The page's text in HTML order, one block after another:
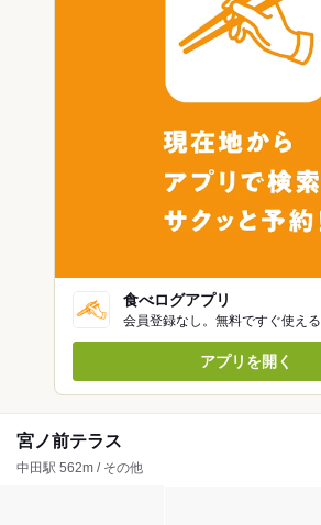
食べログアプリ
会員登録なし。無料ですぐ使える
アプリを開く
宮ノ前テラス
中田駅 562m / その他